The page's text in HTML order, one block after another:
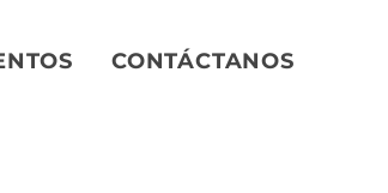
CONTÁCTANOS